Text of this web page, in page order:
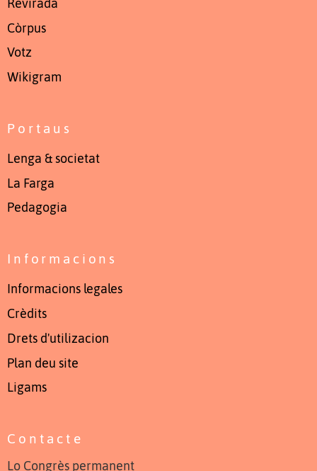
Revirada
Còrpus
Votz
Wikigram
Portaus
Lenga & societat
La Farga
Pedagogia
Informacions
Informacions legales
Crèdits
Drets d'utilizacion
Plan deu site
Ligams
Contacte
Lo Congrès permanent